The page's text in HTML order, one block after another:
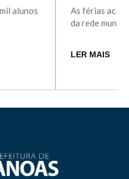
alunos
As férias
da rede
LER MAIS